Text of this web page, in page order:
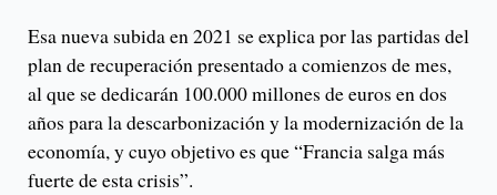
Esa nueva subida en 2021 se explica por las partidas del
plan de recuperación presentado a comienzos de mes,
al que se dedicarán 100.000 millones de euros en dos
años para la descarbonización y la modernización de la
economía, y cuyo objetivo es que “Francia salga más
fuerte de esta crisis”.